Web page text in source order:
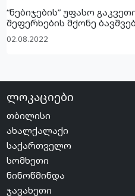
“ნებიჯების” უფასო
შეფერხების მქონე
02.08.2022
ლოკაციები
თბილისი
ახალქალაქი
საქართველო
სომხეთი
ნინოწმინდა
ჯავახეთი